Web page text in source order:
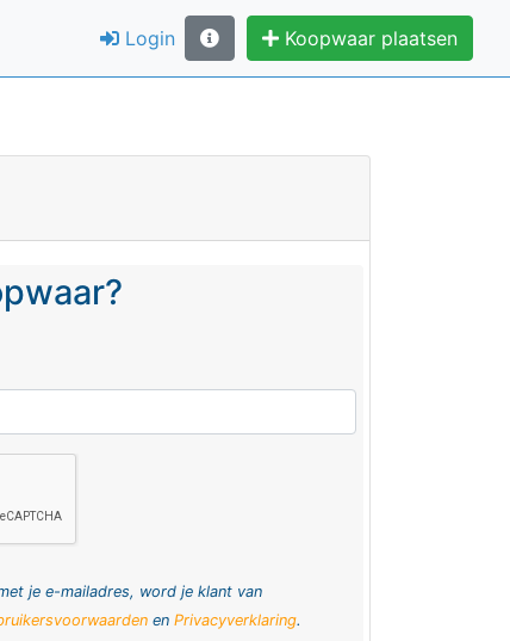
Login Koopwaar plaatsen
je e-mailadres, word je klant van
en Privacyverklaring.